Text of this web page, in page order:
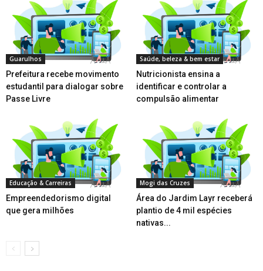
Guarulhos
Prefeitura recebe movimento
estudantil para dialogar sobre
Passe Livre
Saúde, beleza & bem estar
Nutricionista ensina a
identificar e controlar a
compulsão alimentar
Educação & Carreiras
Empreendedorismo digital
que gera milhões
Mogi das Cruzes
Área do Jardim Layr receberá
plantio de 4 mil espécies
nativas...